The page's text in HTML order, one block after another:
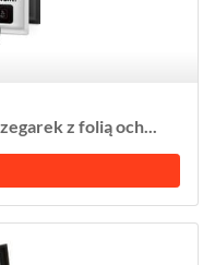
z folią och...